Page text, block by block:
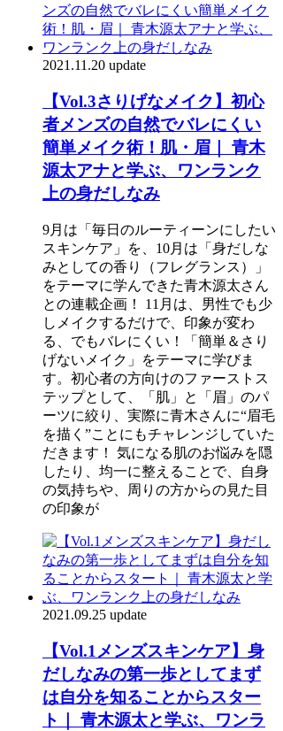
2021.11.20 update
【Vol.3さりげなメイク】初心
者メンズの自然でバレにくい
簡単メイク術！肌・眉｜ 青木
源太アナと学ぶ、ワンランク
上の身だしなみ
9月は「毎日のルーティーンにしたい
スキンケア」を、10月は「身だしな
みとしての香り（フレグランス）」
をテーマに学んできた青木源太さん
との連載企画！ 11月は、男性でも少
しメイクするだけで、印象が変わ
る、でもバレにくい！「簡単＆さり
げないメイク」をテーマに学びま
す。初心者の方向けのファーストス
テップとして、「肌」と「眉」のパ
ーツに絞り、実際に青木さんに“眉毛
を描く”ことにもチャレンジしていた
だきます！ 気になる肌のお悩みを隠
したり、均一に整えることで、自身
の気持ちや、周りの方からの見た目
の印象が
2021.09.25 update
【Vol.1メンズスキンケア】身
だしなみの第一歩としてまず
は自分を知ることからスター
ト｜ 青木源太と学ぶ、ワンラ